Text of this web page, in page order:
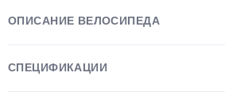
ОПИСАНИЕ ВЕЛОСИПЕДА
СПЕЦИФИКАЦИИ